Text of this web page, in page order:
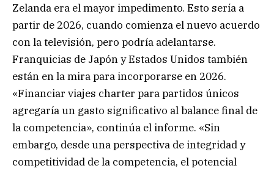
Zelanda era el mayor impedimento. Esto sería a
partir de 2026, cuando comienza el nuevo acuerdo
con la televisión, pero podría adelantarse.
Franquicias de Japón y Estados Unidos también
están en la mira para incorporarse en 2026.
«Financiar viajes charter para partidos únicos
agregaría un gasto significativo al balance final de
la competencia», continúa el informe. «Sin
embargo, desde una perspectiva de integridad y
competitividad de la competencia, el potencial